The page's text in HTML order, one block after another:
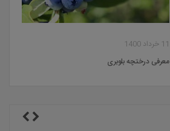
11 خرداد 1400
معرفی درختچه بلوبری